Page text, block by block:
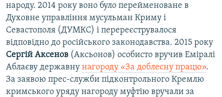
народу. 2014 року воно було перейменоване в
Духовне управління мусульман Криму і
Севастополя (ДУМКС) і перереєструвалося
відповідно до російського законодавства. 2015 року
Сергій Аксенов (Аксьонов) особисто вручив Еміралі
Аблаєву державну нагороду «За доблесну працю».
За заявою прес-служби підконтрольного Кремлю
кримського уряду нагороду муфтію вручали за